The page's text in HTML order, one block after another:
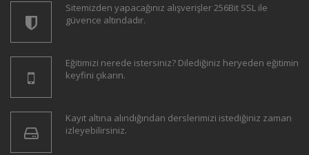
Sitemizden yapacağınız alışverişler 256Bit SSL ile
güvence altındadır.
Eğitimizi nerede istersiniz? Dilediğiniz heryeden eğitimin
keyfini çıkarın.
Kayıt altına alındığından derslerimizi istediğiniz zaman
izleyebilirsiniz.